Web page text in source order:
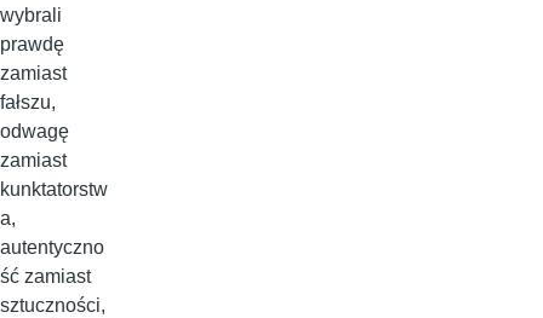
wybrali
prawdę
zamiast
fałszu,
odwagę
zamiast
kunktatorstw
a,
autentyczno
ść zamiast
sztuczności,